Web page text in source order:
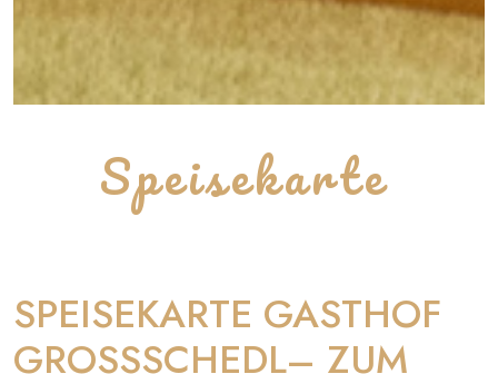
Speisekarte
SPEISEKARTE GASTHOF
GROSSSCHEDL– ZUM